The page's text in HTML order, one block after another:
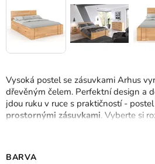
Vysoká postel se zásuvkami Arhus
dřevěným čelem. Perfektní design a
jdou ruku v ruce s praktičností -
prostornými zásuvkami. Vyberte si
BARVA